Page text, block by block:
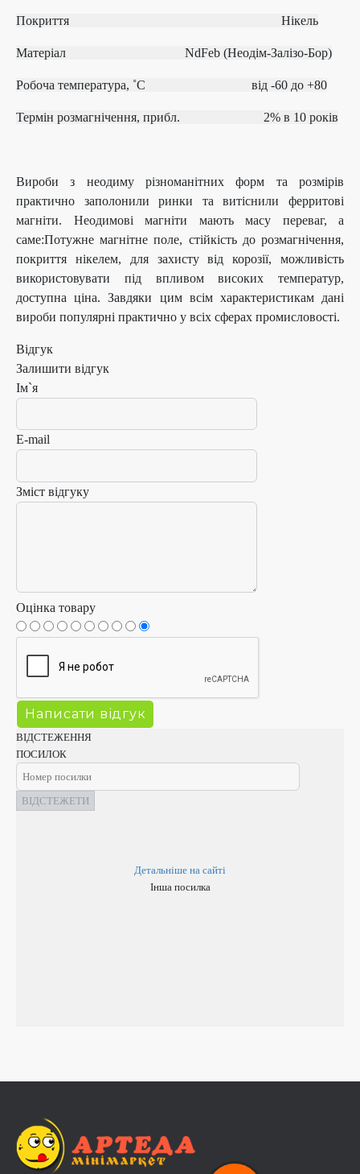
ВІДСТЕЖЕННЯ
ПОСИЛОК
ВІДСТЕЖЕТИ
Детальніше на сайті
Інша посилка
Покриття Нікель
Матеріал NdFeb (Неодім-Залізо-Бор)
Робоча температура, ˚С від ‐60 до +80
Термін розмагнічення, прибл. 2% в 10 років
Вироби з неодиму різноманітних форм та розмірів
практично заполонили ринки та витіснили ферритові
магніти. Неодимові магніти мають масу переваг, а
саме:Потужне магнітне поле, стійкість до розмагнічення,
покриття нікелем, для захисту від корозії, можливість
використовувати під впливом високих температур,
доступна ціна. Завдяки цим всім характеристикам дані
вироби популярні практично у всіх сферах промисловості.
Відгук
Залишити відгук
Ім`я
E-mail
Зміст відгуку
Оцінка товару